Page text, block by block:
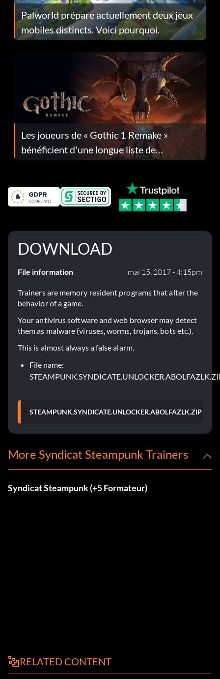
Palworld prépare actuellement deux jeux
mobiles distincts. Voici pourquoi.
Les joueurs de « Gothic 1 Remake »
bénéficient d'une longue liste de
corrections dans la mise à jour 1.0.4
DOWNLOAD
File information mai 15, 2017 - 4:15pm
Trainers are memory resident programs that alter the
behavior of a game.
Your antivirus software and web browser may detect
them as malware (viruses, worms, trojans, bots etc.).
This is almost always a false alarm.
File name:
STEAMPUNK.SYNDICATE.UNLOCKER.ABOLFAZLK.ZIP
More Syndicat Steampunk Trainers
Syndicat Steampunk (+5 Formateur)
RELATED CONTENT